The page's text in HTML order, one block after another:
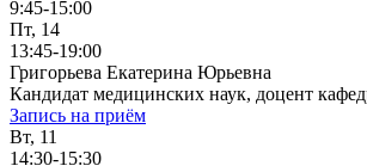
9:45-15:00
Пт, 14
13:45-19:00
Григорьева Екатерина Юрьевна
Кандидат медицинских наук, доцент
Запись на приём
Вт, 11
14:30-15:30